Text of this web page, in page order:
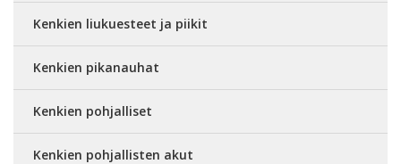
Kenkien liukuesteet ja piikit
Kenkien pikanauhat
Kenkien pohjalliset
Kenkien pohjallisten akut